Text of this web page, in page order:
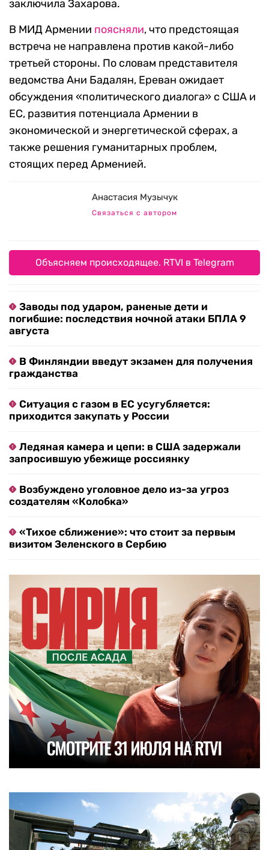
заключила Захарова.
В МИД Армении поясняли, что предстоящая
встреча не направлена против какой-либо
третьей стороны. По словам представителя
ведомства Ани Бадалян, Ереван ожидает
обсуждения «политического диалога» с США и
ЕС, развития потенциала Армении в
экономической и энергетической сферах, а
также решения гуманитарных проблем,
стоящих перед Арменией.
Анастасия Музычук
Связаться с автором
Объясняем происходящее. RTVI в Telegram
Заводы под ударом, раненые дети и
погибшие: последствия ночной атаки БПЛА 9
августа
В Финляндии введут экзамен для получения
гражданства
Ситуация с газом в ЕС усугубляется:
приходится закупать у России
Ледяная камера и цепи: в США задержали
запросившую убежище россиянку
Возбуждено уголовное дело из-за угроз
создателям «Колобка»
«Тихое сближение»: что стоит за первым
визитом Зеленского в Сербию